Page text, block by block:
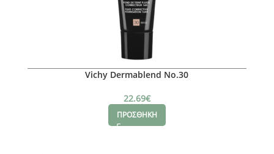
Vichy Dermablend No.30
22.69€
ΠΡΟΣΘΗΚΗ